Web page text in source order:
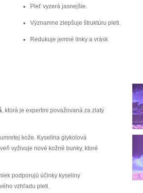
Pleť vyzerá jasnejšie.
Významne zlepšuje štruktúru pleti.
Redukuje jemné linky a vrásk
, ktorá je expertmi považovaná za zlatý
kože. Kyselina glykolová
vyživuje nové kožné bunky, ktoré
podporujú účinky kyseliny
vzhľadu pleti.